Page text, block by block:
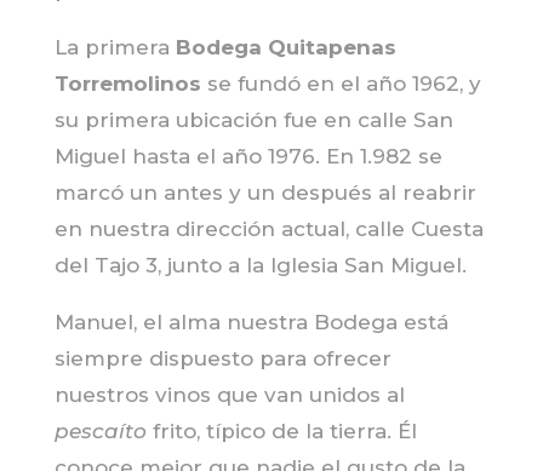
La primera Bodega Quitapenas
Torremolinos se fundó en el año 1962, y
su primera ubicación fue en calle San
Miguel hasta el año 1976. En 1.982 se
marcó un antes y un después al reabrir
en nuestra dirección actual, calle Cuesta
del Tajo 3, junto a la Iglesia San Miguel.
Manuel, el alma nuestra Bodega está
siempre dispuesto para ofrecer
nuestros vinos que van unidos al
pescaíto frito, típico de la tierra. Él